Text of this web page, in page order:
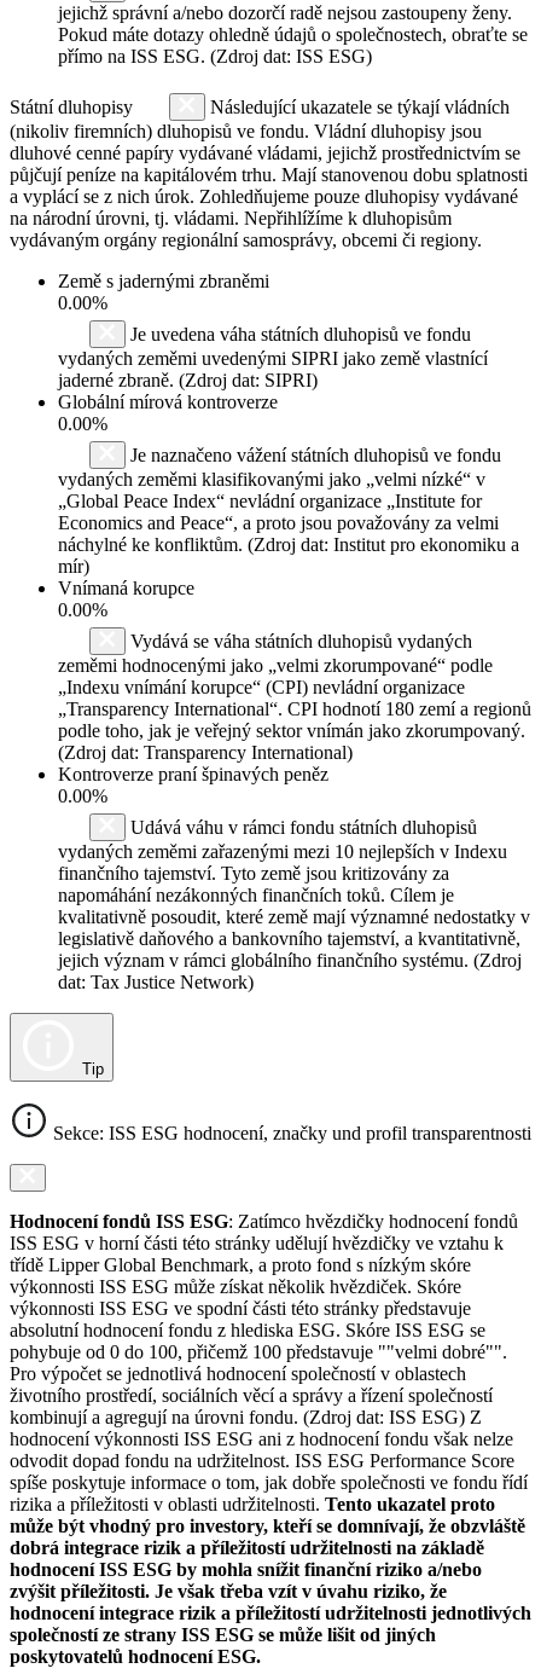
jejichž správní a/nebo dozorčí radě nejsou zastoupeny ženy.
Pokud máte dotazy ohledně údajů o společnostech, obraťte se
přímo na ISS ESG. (Zdroj dat: ISS ESG)
Státní dluhopisy
Následující ukazatele se týkají vládních
(nikoliv firemních) dluhopisů ve fondu. Vládní dluhopisy jsou
dluhové cenné papíry vydávané vládami, jejichž prostřednictvím se
půjčují peníze na kapitálovém trhu. Mají stanovenou dobu splatnosti
a vyplácí se z nich úrok. Zohledňujeme pouze dluhopisy vydávané
na národní úrovni, tj. vládami. Nepřihlížíme k dluhopisům
vydávaným orgány regionální samosprávy, obcemi či regiony.
Země s jadernými zbraněmi
0.00%
Je uvedena váha státních dluhopisů ve fondu
vydaných zeměmi uvedenými SIPRI jako země vlastnící
jaderné zbraně. (Zdroj dat: SIPRI)
Globální mírová kontroverze
0.00%
Je naznačeno vážení státních dluhopisů ve fondu
vydaných zeměmi klasifikovanými jako „velmi nízké“ v
„Global Peace Index“ nevládní organizace „Institute for
Economics and Peace“, a proto jsou považovány za velmi
náchylné ke konfliktům. (Zdroj dat: Institut pro ekonomiku a
mír)
Vnímaná korupce
0.00%
Vydává se váha státních dluhopisů vydaných
zeměmi hodnocenými jako „velmi zkorumpované“ podle
„Indexu vnímání korupce“ (CPI) nevládní organizace
„Transparency International“. CPI hodnotí 180 zemí a regionů
podle toho, jak je veřejný sektor vnímán jako zkorumpovaný.
(Zdroj dat: Transparency International)
Kontroverze praní špinavých peněz
0.00%
Udává váhu v rámci fondu státních dluhopisů
vydaných zeměmi zařazenými mezi 10 nejlepších v Indexu
finančního tajemství. Tyto země jsou kritizovány za
napomáhání nezákonných finančních toků. Cílem je
kvalitativně posoudit, které země mají významné nedostatky v
legislativě daňového a bankovního tajemství, a kvantitativně,
jejich význam v rámci globálního finančního systému. (Zdroj
dat: Tax Justice Network)
Tip
Sekce: ISS ESG hodnocení, značky und profil transparentnosti
Hodnocení fondů ISS ESG: Zatímco hvězdičky hodnocení fondů
ISS ESG v horní části této stránky udělují hvězdičky ve vztahu k
třídě Lipper Global Benchmark, a proto fond s nízkým skóre
výkonnosti ISS ESG může získat několik hvězdiček. Skóre
výkonnosti ISS ESG ve spodní části této stránky představuje
absolutní hodnocení fondu z hlediska ESG. Skóre ISS ESG se
pohybuje od 0 do 100, přičemž 100 představuje ""velmi dobré"".
Pro výpočet se jednotlivá hodnocení společností v oblastech
životního prostředí, sociálních věcí a správy a řízení společností
kombinují a agregují na úrovni fondu. (Zdroj dat: ISS ESG) Z
hodnocení výkonnosti ISS ESG ani z hodnocení fondu však nelze
odvodit dopad fondu na udržitelnost. ISS ESG Performance Score
spíše poskytuje informace o tom, jak dobře společnosti ve fondu řídí
rizika a příležitosti v oblasti udržitelnosti. Tento ukazatel proto
může být vhodný pro investory, kteří se domnívají, že obzvláště
dobrá integrace rizik a příležitostí udržitelnosti na základě
hodnocení ISS ESG by mohla snížit finanční riziko a/nebo
zvýšit příležitosti. Je však třeba vzít v úvahu riziko, že
hodnocení integrace rizik a příležitostí udržitelnosti jednotlivých
společností ze strany ISS ESG se může lišit od jiných
poskytovatelů hodnocení ESG.